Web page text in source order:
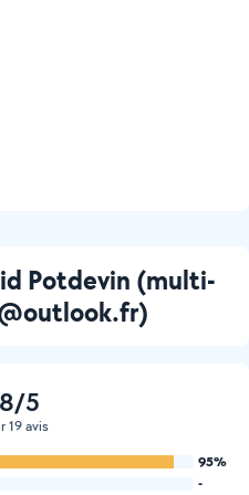
Potdevin (multi-
5
19 avis
95%
-